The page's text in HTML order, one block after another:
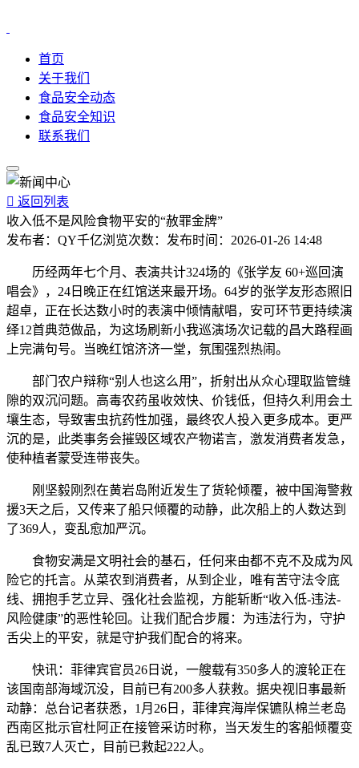
首页
关于我们
食品安全动态
食品安全知识
联系我们
 返回列表
收入低不是风险食物平安的“赦罪金牌”
发布者： QY千亿浏览次数： 发布时间： 2026-01-26 14:48
历经两年七个月、表演共计324场的《张学友 60+巡回演
唱会》，24日晚正在红馆送来最开场。64岁的张学友形态照旧
超卓，正在长达数小时的表演中倾情献唱，安可环节更持续演
绎12首典范做品，为这场刷新小我巡演场次记载的昌大路程画
上完满句号。当晚红馆济济一堂，氛围强烈热闹。
部门农户辩称“别人也这么用”，折射出从众心理取监管缝
隙的双沉问题。高毒农药虽收效快、价钱低，但持久利用会土
壤生态，导致害虫抗药性加强，最终农人投入更多成本。更严
沉的是，此类事务会摧毁区域农产物诺言，激发消费者发急，
使种植者蒙受连带丧失。
刚坚毅刚烈在黄岩岛附近发生了货轮倾覆，被中国海警救
援3天之后，又传来了船只倾覆的动静，此次船上的人数达到
了369人，变乱愈加严沉。
食物安满是文明社会的基石，任何来由都不克不及成为风
险它的托言。从菜农到消费者，从到企业，唯有苦守法令底
线、拥抱手艺立异、强化社会监视，方能斩断“收入低-违法-
风险健康”的恶性轮回。让我们配合步履：为违法行为，守护
舌尖上的平安，就是守护我们配合的将来。
快讯：菲律宾官员26日说，一艘载有350多人的渡轮正在
该国南部海域沉没，目前已有200多人获救。据央视旧事最新
动静：总台记者获悉，1月26日，菲律宾海岸保镳队棉兰老岛
西南区批示官杜阿正在接管采访时称，当天发生的客船倾覆变
乱已致7人灭亡，目前已救起222人。